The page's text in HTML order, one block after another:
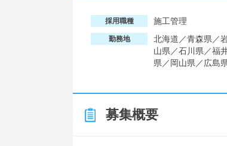
採用職種 施工管理
勤務地
北海道／青森県／
山県／石川県／福
県／岡山県／広島
募集概要